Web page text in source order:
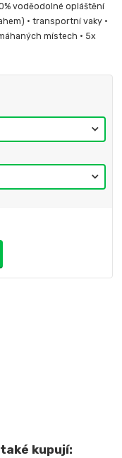
voděodolné opláštění
• transportní vaky •
místech • 5x
kupují: